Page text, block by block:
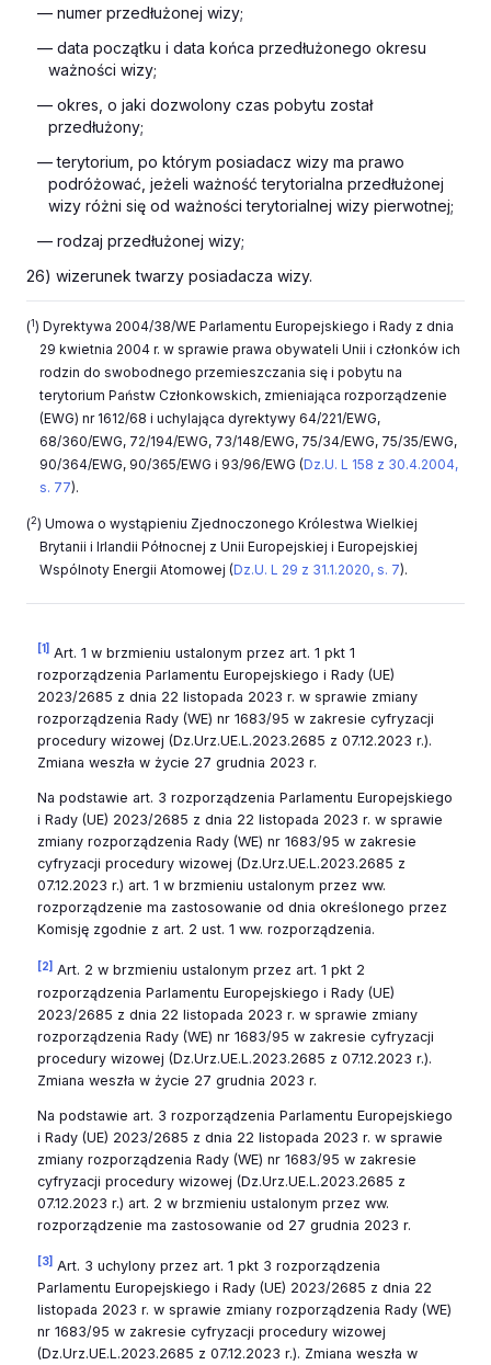
— numer przedłużonej wizy;
— data początku i data końca przedłużonego okresu
ważności wizy;
— okres, o jaki dozwolony czas pobytu został
przedłużony;
— terytorium, po którym posiadacz wizy ma prawo
podróżować, jeżeli ważność terytorialna przedłużonej
wizy różni się od ważności terytorialnej wizy pierwotnej;
— rodzaj przedłużonej wizy;
26) wizerunek twarzy posiadacza wizy.
(1) Dyrektywa 2004/38/WE Parlamentu Europejskiego i Rady z dnia
29 kwietnia 2004 r. w sprawie prawa obywateli Unii i członków ich
rodzin do swobodnego przemieszczania się i pobytu na
terytorium Państw Członkowskich, zmieniająca rozporządzenie
(EWG) nr 1612/68 i uchylająca dyrektywy 64/221/EWG,
68/360/EWG, 72/194/EWG, 73/148/EWG, 75/34/EWG, 75/35/EWG,
90/364/EWG, 90/365/EWG i 93/96/EWG (Dz.U. L 158 z 30.4.2004,
s. 77).
(2) Umowa o wystąpieniu Zjednoczonego Królestwa Wielkiej
Brytanii i Irlandii Północnej z Unii Europejskiej i Europejskiej
Wspólnoty Energii Atomowej (Dz.U. L 29 z 31.1.2020, s. 7).
[1] Art. 1 w brzmieniu ustalonym przez art. 1 pkt 1
rozporządzenia Parlamentu Europejskiego i Rady (UE)
2023/2685 z dnia 22 listopada 2023 r. w sprawie zmiany
rozporządzenia Rady (WE) nr 1683/95 w zakresie cyfryzacji
procedury wizowej (Dz.Urz.UE.L.2023.2685 z 07.12.2023 r.).
Zmiana weszła w życie 27 grudnia 2023 r.
Na podstawie art. 3 rozporządzenia Parlamentu Europejskiego
i Rady (UE) 2023/2685 z dnia 22 listopada 2023 r. w sprawie
zmiany rozporządzenia Rady (WE) nr 1683/95 w zakresie
cyfryzacji procedury wizowej (Dz.Urz.UE.L.2023.2685 z
07.12.2023 r.) art. 1 w brzmieniu ustalonym przez ww.
rozporządzenie ma zastosowanie od dnia określonego przez
Komisję zgodnie z art. 2 ust. 1 ww. rozporządzenia.
[2] Art. 2 w brzmieniu ustalonym przez art. 1 pkt 2
rozporządzenia Parlamentu Europejskiego i Rady (UE)
2023/2685 z dnia 22 listopada 2023 r. w sprawie zmiany
rozporządzenia Rady (WE) nr 1683/95 w zakresie cyfryzacji
procedury wizowej (Dz.Urz.UE.L.2023.2685 z 07.12.2023 r.).
Zmiana weszła w życie 27 grudnia 2023 r.
Na podstawie art. 3 rozporządzenia Parlamentu Europejskiego
i Rady (UE) 2023/2685 z dnia 22 listopada 2023 r. w sprawie
zmiany rozporządzenia Rady (WE) nr 1683/95 w zakresie
cyfryzacji procedury wizowej (Dz.Urz.UE.L.2023.2685 z
07.12.2023 r.) art. 2 w brzmieniu ustalonym przez ww.
rozporządzenie ma zastosowanie od 27 grudnia 2023 r.
[3] Art. 3 uchylony przez art. 1 pkt 3 rozporządzenia
Parlamentu Europejskiego i Rady (UE) 2023/2685 z dnia 22
listopada 2023 r. w sprawie zmiany rozporządzenia Rady (WE)
nr 1683/95 w zakresie cyfryzacji procedury wizowej
(Dz.Urz.UE.L.2023.2685 z 07.12.2023 r.). Zmiana weszła w